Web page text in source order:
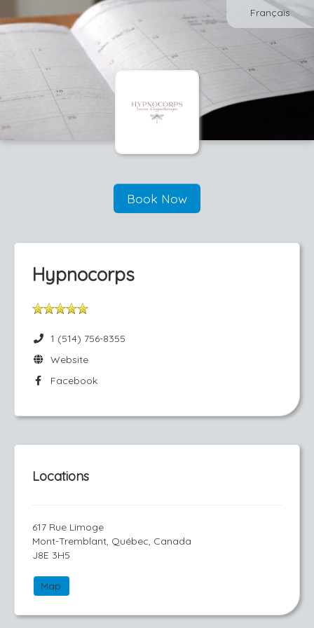
Français
Book Now
Hypnocorps
1 (514) 756-8355
Website
Facebook
Locations
617 Rue Limoge
Mont-Tremblant, Québec, Canada
J8E 3H5
Map